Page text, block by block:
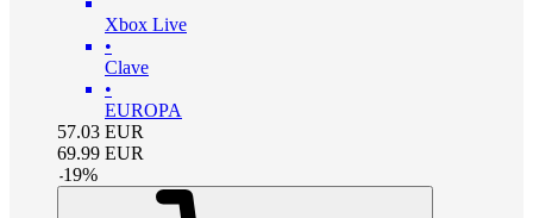
Xbox Live
•
Clave
•
EUROPA
57.03 EUR
69.99 EUR
-19%